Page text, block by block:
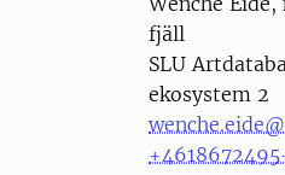
fjäll
SLU
ekosystem 2
+4618672495